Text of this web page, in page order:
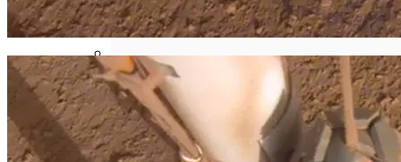
Як Збільшити Продуктивність IPad
Google Вновь Привлекут К
Ответственности За Повторное
Неудаление Запрещённых Материалов